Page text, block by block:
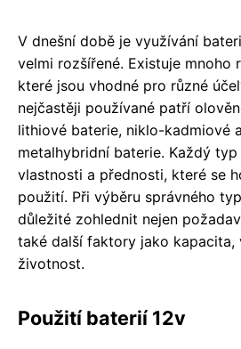
V dnešní době je využívání
velmi rozšířené. Existuje mnoho
které jsou vhodné pro různé
nejčastěji používané patří
lithiové baterie, niklo-kadmiové
metalhybridní baterie. Každý
vlastnosti a přednosti, které se
použití. Při výběru správného
důležité zohlednit nejen
také další faktory jako kapacita,
životnost.
Použití baterií 12v